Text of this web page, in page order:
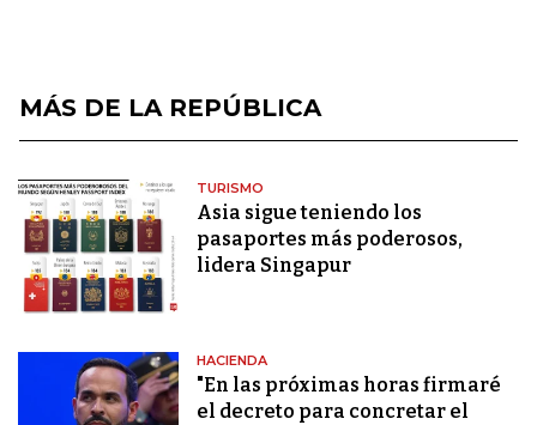
MÁS DE LA REPÚBLICA
TURISMO
Asia sigue teniendo los
pasaportes más poderosos,
lidera Singapur
HACIENDA
"En las próximas horas firmaré
el decreto para concretar el